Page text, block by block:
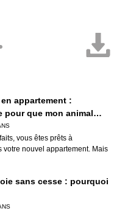
appartement :
pour que mon animal
mode de vie ?
vous êtes prêts à
votre nouvel appartement. Mais
sans cesse : pourquoi